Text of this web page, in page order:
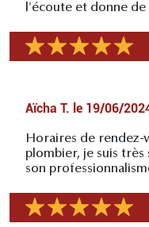
l'écoute et donne de
Aïcha T. le 19/06/
Horaires de rendez-
plombier, je suis
son